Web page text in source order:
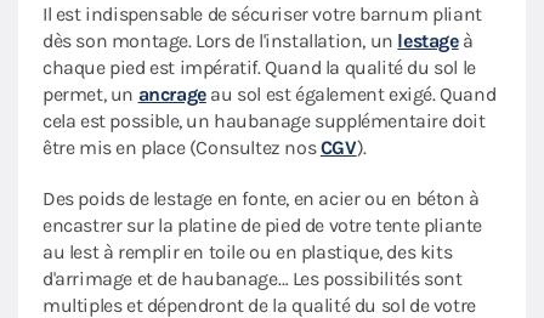
Il est indispensable de sécuriser votre barnum pliant
dès son montage. Lors de l'installation, un lestageà
chaque pied est impératif. Quand la qualité du sol le
permet, un ancrageau sol est également exigé. Quand
cela est possible, un haubanage supplémentaire doit
être mis en place (Consultez nosCGV).
Des poids de lestage en fonte, en acier ou en béton à
encastrer sur la platine de pied de votre tente pliante
au lest à remplir en toile ou en plastique, des kits
d'arrimage et de haubanage… Les possibilités sont
multiples et dépendront de la qualité du sol de votre